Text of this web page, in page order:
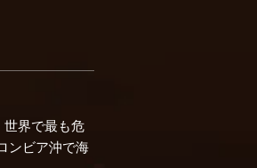
界で最も危
ンビア沖で海